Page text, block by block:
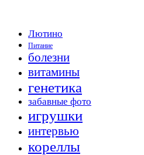
Лютино
Питание
болезни
витамины
генетика
забавные фото
игрушки
интервью
кореллы